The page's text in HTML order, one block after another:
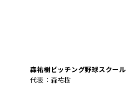
森祐樹ピッチング野球スクール
代表：森祐樹